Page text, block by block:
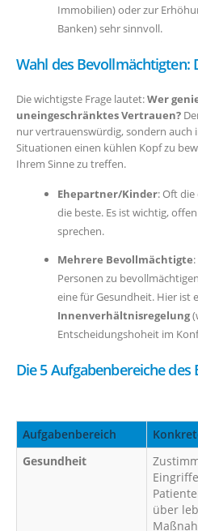
Immobilien) oder zur
Banken) sehr sinnvoll.
Wahl des Bevollmächtigten:
Die wichtigste Frage lautet:Wer
uneingeschränktes Vertrauen?
nur vertrauenswürdig, sondern auch
Situationen einen kühlen Kopf zu
Ihrem Sinne zu treffen.
Ehepartner/Kinder: Oft
die beste. Es ist wichtig,
sprechen.
Mehrere Bevollmächtigte
Personen zu
eine für Gesundheit. Hier ist
Innenverhältnisregelung
Entscheidungshoheit im
Die 5 Aufgabenbereiche
Aufgabenbereich
Gesundheit
über